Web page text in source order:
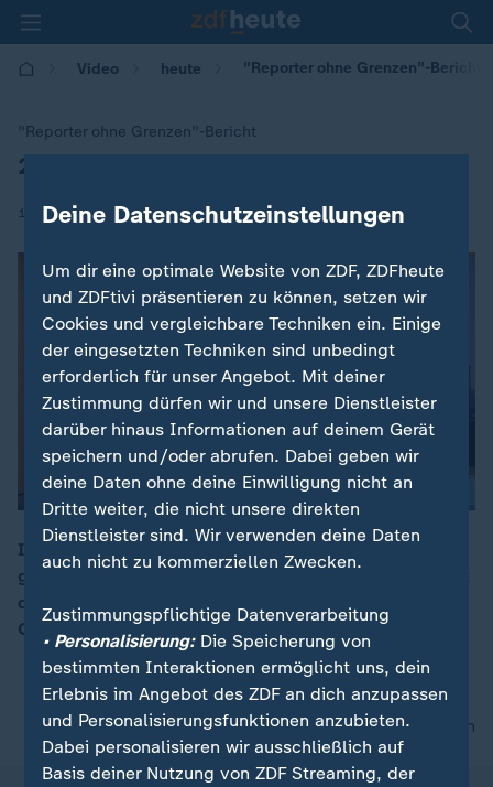
Video heute "Reporter ohne Grenzen"-
"Reporter ohne Grenzen"-Bericht
:2018: Weltweit 80 Journalisten getötet
18.12.2018 | 08:12
Im Jahr 2018 wurden weltweit 80 Journalisten
getötet, 348 Medienschaffende sind in Haft. Das zeigt
der Jahresbericht der Organisation "Reporter ohne
Grenzen".
nach oben
Deine Datenschutzeinstellungen
Um dir eine optimale Website von ZDF, ZDFheute
und ZDFtivi präsentieren zu können, setzen wir
Cookies und vergleichbare Techniken ein. Einige
der eingesetzten Techniken sind unbedingt
erforderlich für unser Angebot. Mit deiner
Zustimmung dürfen wir und unsere Dienstleister
darüber hinaus Informationen auf deinem Gerät
speichern und/oder abrufen. Dabei geben wir
deine Daten ohne deine Einwilligung nicht an
Dritte weiter, die nicht unsere direkten
Dienstleister sind. Wir verwenden deine Daten
auch nicht zu kommerziellen Zwecken.
Zustimmungspflichtige Datenverarbeitung
• Personalisierung:Die Speicherung von
bestimmten Interaktionen ermöglicht uns, dein
Erlebnis im Angebot des ZDF an dich anzupassen
und Personalisierungsfunktionen anzubieten.
Dabei personalisieren wir ausschließlich auf
Basis deiner Nutzung von ZDF Streaming, der